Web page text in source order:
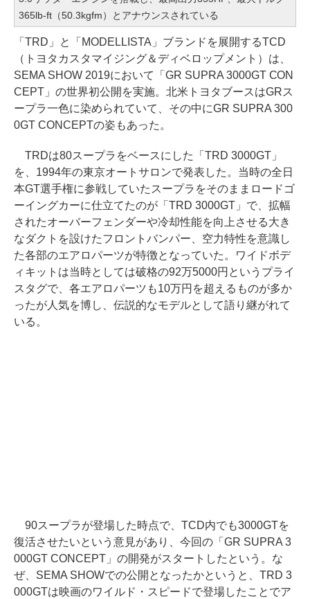
365lb-ft（50.3kgfm）とアナウンスされている
「TRD」と「MODELLISTA」ブランドを展開するTCD
（トヨタカスタマイジング＆ディベロップメント）は、
SEMA SHOW 2019において「GR SUPRA 3000GT CON
CEPT」の世界初公開を実施。北米トヨタブースはGRス
ープラ一色に染められていて、その中にGR SUPRA 300
0GT CONCEPTの姿もあった。
TRDは80スープラをベースにした「TRD 3000GT」
を、1994年の東京オートサロンで発表した。当時の全日
本GT選手権に参戦していたスープラをそのままロードゴ
ーイングカーに仕立てたのが「TRD 3000GT」で、拡幅
されたオーバーフェンダーや冷却性能を向上させる大き
なダクトを設けたフロントバンパー、空力特性を意識し
た各部のエアロパーツが特徴となっていた。ワイドボデ
ィキットは当時としては破格の92万5000円というプライ
スタグで、各エアロパーツも10万円を超えるものが多か
ったが人気を博し、伝説的なモデルとして語り継がれて
いる。
90スープラが登場した時点で、TCD内でも3000GTを
復活させたいという意見があり、今回の「GR SUPRA 3
000GT CONCEPT」の開発がスタートしたという。な
ぜ、SEMA SHOWでの公開となったかというと、TRD 3
000GTは映画のワイルド・スピードで登場したことでア